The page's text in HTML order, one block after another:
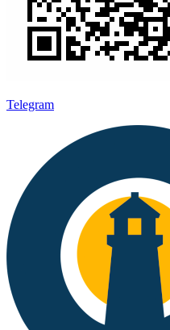
Telegram